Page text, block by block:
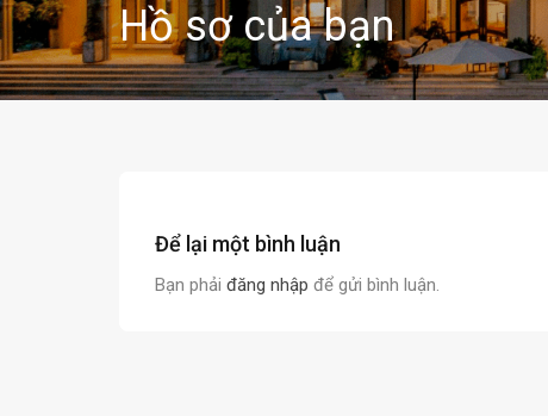
Hồ sơ của bạn
Để lại một bình luận
Bạn phải đăng nhập để gửi bình luận.